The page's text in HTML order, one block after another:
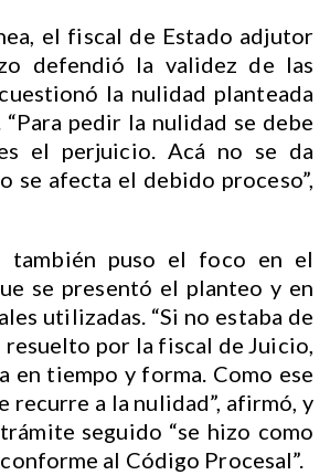
el fiscal de Estado adjutor
defendió la validez de las
la nulidad planteada
pedir la nulidad se debe
el perjuicio. Acá no se da
se afecta el debido proceso”,
también puso el foco en el
se presentó el planteo y en
utilizadas. “Si no estaba de
resuelto por la fiscal de Juicio,
en tiempo y forma. Como ese
recurre a la nulidad”, afirmó, y
seguido “se hizo como
al Código Procesal”.